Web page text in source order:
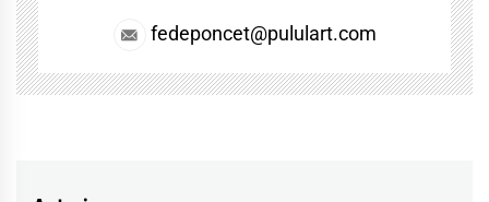
fedeponcet@pululart.com